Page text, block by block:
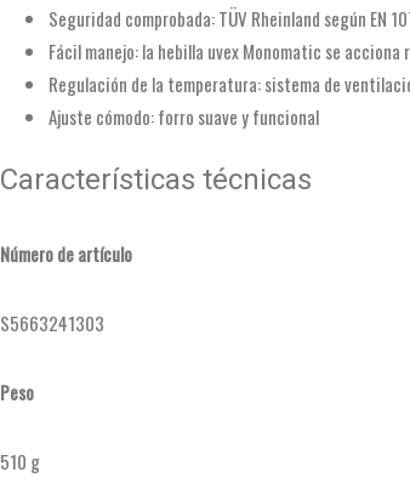
Seguridad comprobada: TÜV Rheinland según EN
Fácil manejo: la hebilla uvex Monomatic se
Regulación de la temperatura: sistema de
Ajuste cómodo: forro suave y funcional
Características técnicas
Número de artículo
S5663241303
Peso
510 g